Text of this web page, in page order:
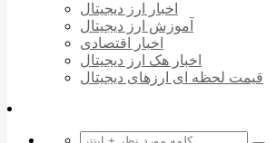
اخبار ارز دیجیتال
آموزش ارز دیجیتال
اخبار اقتصادی
اخبار هک ارز دیجیتال
قیمت لحظه ای ارزهای دیجیتال